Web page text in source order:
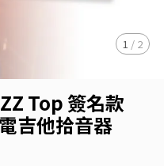
1 / 2
Top 簽名款
吉他拾音器